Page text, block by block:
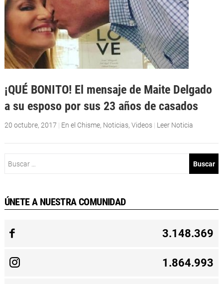
¡QUÉ BONITO! El mensaje de Maite Delgado
a su esposo por sus 23 años de casados
20 octubre, 2017 | En el Chisme, Noticias, Videos | Leer Noticia
ÚNETE A NUESTRA COMUNIDAD
3.148.369
1.864.993